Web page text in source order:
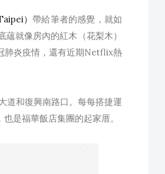
）帶給筆者的感覺，就如
就像房內的紅木（花梨木）
肺炎疫情，還有近期Netflix熱
道和復興南路口。每每搭捷運
是福華飯店集團的起家厝。